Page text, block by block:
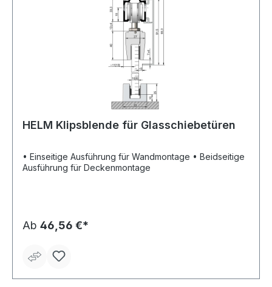
HELM Klipsblende für Glasschiebetüren
• Einseitige Ausführung für Wandmontage • Beidseitige
Ausführung für Deckenmontage
Ab 46,56 €*